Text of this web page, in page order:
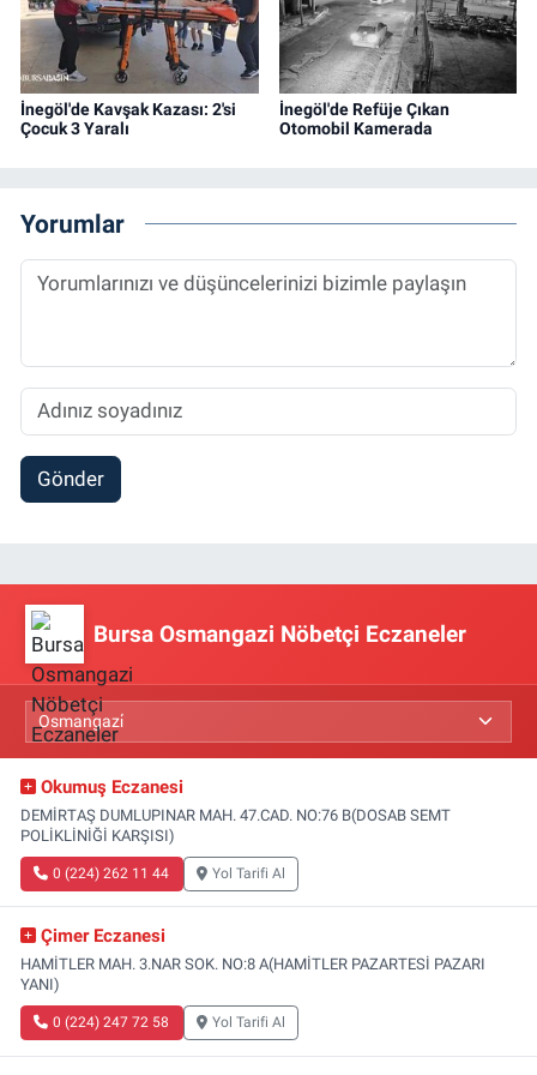
İnegöl'de Kavşak Kazası: 2'si
Çocuk 3 Yaralı
İnegöl'de Refüje Çıkan
Otomobil Kamerada
Yorumlar
Gönder
Bursa Osmangazi Nöbetçi Eczaneler
Okumuş Eczanesi
DEMİRTAŞ DUMLUPINAR MAH. 47.CAD. NO:76 B(DOSAB SEMT
POLİKLİNİĞİ KARŞISI)
0 (224) 262 11 44 Yol Tarifi Al
Çimer Eczanesi
HAMİTLER MAH. 3.NAR SOK. NO:8 A(HAMİTLER PAZARTESİ PAZARI
YANI)
0 (224) 247 72 58 Yol Tarifi Al